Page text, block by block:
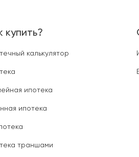
купить?
калькулятор
ипотека
ипотека
траншами